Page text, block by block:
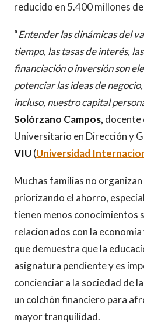
reducido en 5.400 millones
“Entender las dinámicas del
tiempo, las tasas de interés,
financiación o inversión son
potenciar las ideas de
incluso, nuestro capital
Solórzano Campos, docente
Universitario en Dirección y
VIU(Universidad
Muchas familias no
priorizando el ahorro,
tienen menos conocimientos
relacionados con la economía
que demuestra que la
asignatura pendiente y es
concienciar a la sociedad de
un colchón financiero para
mayor tranquilidad.